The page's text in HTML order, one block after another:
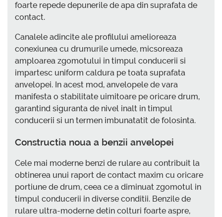
foarte repede depunerile de apa din suprafata de
contact.
Canalele adincite ale profilului amelioreaza
conexiunea cu drumurile umede, micsoreaza
amploarea zgomotului in timpul conducerii si
impartesc uniform caldura pe toata suprafata
anvelopei. In acest mod, anvelopele de vara
manifesta o stabilitate uimitoare pe oricare drum,
garantind siguranta de nivel inalt in timpul
conducerii si un termen imbunatatit de folosinta.
Constructia noua a benzii anvelopei
Cele mai moderne benzi de rulare au contribuit la
obtinerea unui raport de contact maxim cu oricare
portiune de drum, ceea ce a diminuat zgomotul in
timpul conducerii in diverse conditii. Benzile de
rulare ultra-moderne detin colturi foarte aspre,